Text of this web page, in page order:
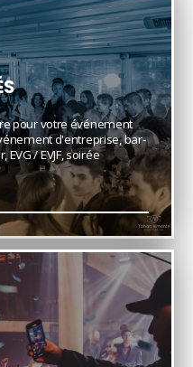
pour votre événement
d'entreprise, bar-
/ EVJF, soirée